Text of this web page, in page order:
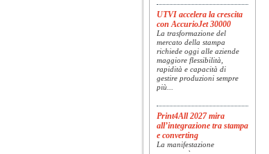
UTVI accelera la crescita
con AccurioJet 30000
La trasformazione del
mercato della stampa
richiede oggi alle aziende
maggiore flessibilità,
rapidità e capacità di
gestire produzioni sempre
più...
Print4All 2027 mira
all’integrazione tra stampa
e converting
La manifestazione
racconterà stampa e